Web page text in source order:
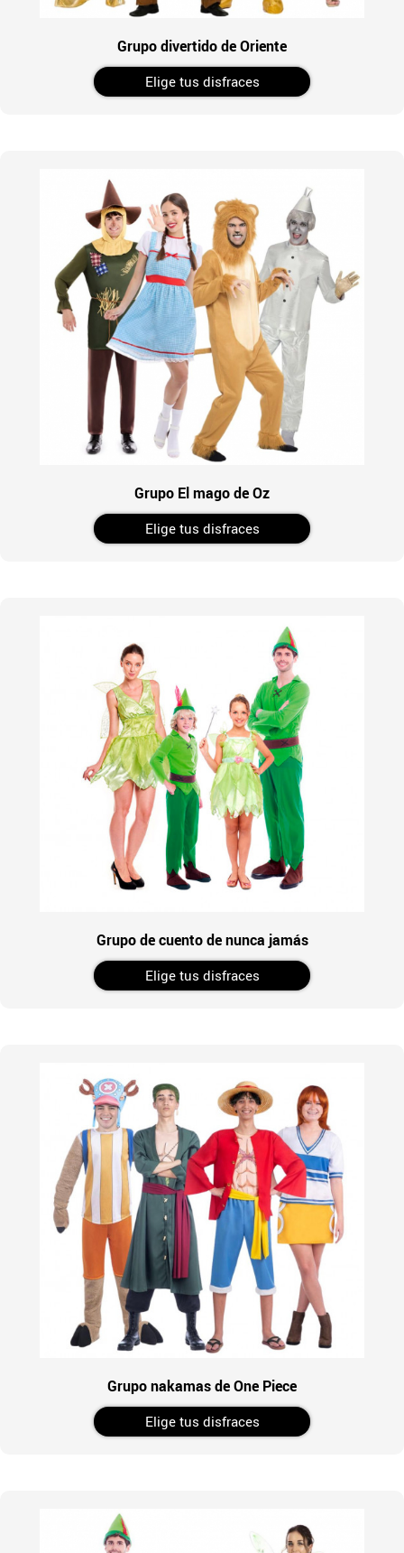
Grupo divertido de Oriente
Elige tus disfraces
Grupo El mago de Oz
Elige tus disfraces
Grupo de cuento de nunca jamás
Elige tus disfraces
Grupo nakamas de One Piece
Elige tus disfraces